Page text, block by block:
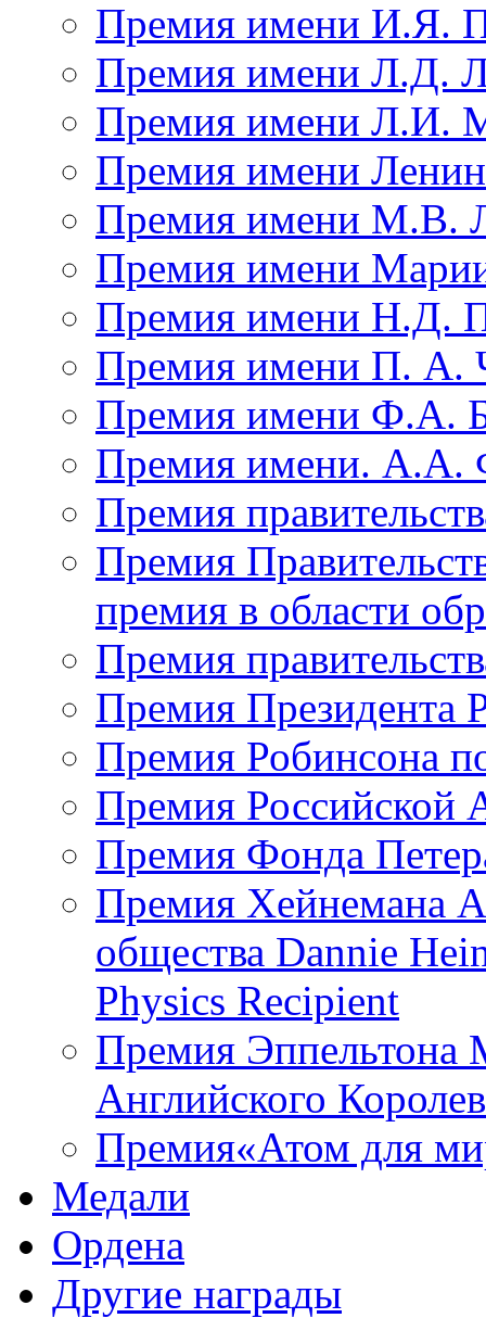
Премия имени И.Я.
Премия имени Л.Д.
Премия имени Л.И.
Премия имени
Премия имени М.В.
Премия имени
Премия имени Н.Д.
Премия имени П. А.
Премия имени Ф.А.
Премия имени. А.А.
Премия
Премия
премия в области
Премия
Премия Президента
Премия Робинсона
Премия
Премия Фонда
Премия Хейнемана
общества Dannie
Physics Recipient
Премия Эппельтона
Английского
Премия«Атом для
Медали
Ордена
Другие награды